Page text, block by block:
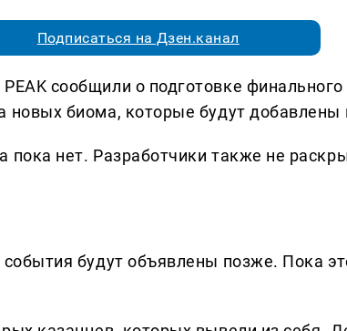
Подписаться на Дзен.канал
сообщили о подготовке
новых биома, которые будут добавлены
пока нет. Разработчики также не
будут объявлены позже. Пока